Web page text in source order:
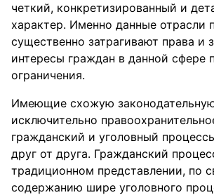
четкий, конкретизированный и
характер. Именно данные отрасли
существенно затрагивают права и
интересы граждан в данной сфере
ограничения.
Имеющие схожую
исключительно
гражданский и уголовный
друг от друга. Гражданский
традиционном представлении, по
содержанию шире уголовного